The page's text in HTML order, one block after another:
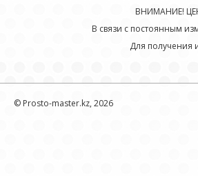
ВНИМАНИЕ!
В связи с постоянным
Для получения
© Prosto-master.kz, 2026